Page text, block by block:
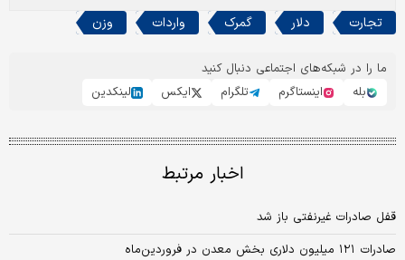
تجارت دلار گمرک واردات وزن
ما را در شبکه‌های اجتماعی دنبال کنید
بله
اینستاگرم تلگرام ایکس لینکدین
اخبار مرتبط
قفل صادرات غیرنفتی باز شد
صادرات ۱۲۱ میلیون دلاری بخش معدن در فروردین‌ماه